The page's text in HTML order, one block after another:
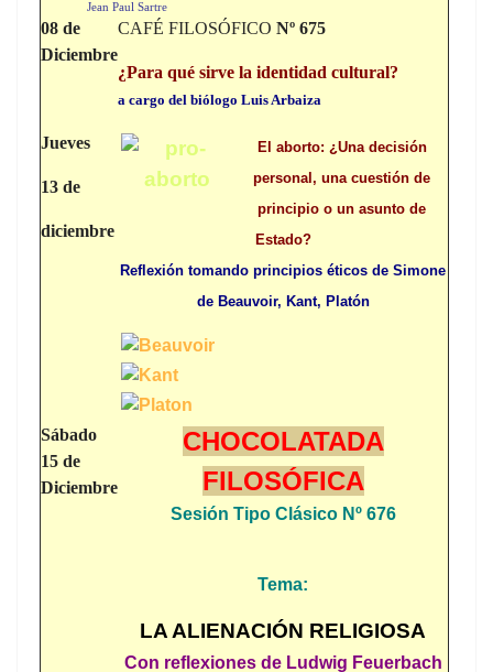
Jean Paul Sartre
08 de
Diciembre
CAFÉ FILOSÓFICO Nº 675
¿Para qué sirve la identidad cultural?
a cargo del biólogo Luis Arbaiza
Jueves
13 de
diciembre
El aborto: ¿Una decisión
personal, una cuestión de
principio o un asunto de
Estado?
Reflexión tomando principios éticos de Simone
de Beauvoir, Kant, Platón
Sábado
15 de
Diciembre
CHOCOLATADA
FILOSÓFICA
Sesión Tipo Clásico Nº 676
Tema:
LA ALIENACIÓN RELIGIOSA
Con reflexiones de Ludwig Feuerbach